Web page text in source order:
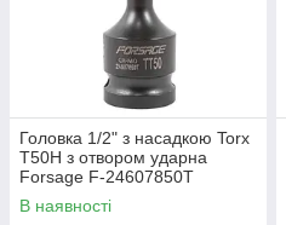
Головка 1/2" з насадкою Torx
T50H з отвором ударна
Forsage F-24607850T
В наявності